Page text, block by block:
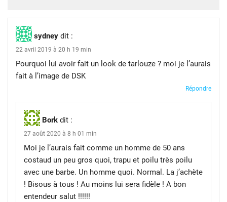
sydney dit :
22 avril 2019 à 20 h 19 min
Pourquoi lui avoir fait un look de tarlouze ? moi je l’aurais
fait à l’image de DSK
Répondre
Bork dit :
27 août 2020 à 8 h 01 min
Moi je l’aurais fait comme un homme de 50 ans
costaud un peu gros quoi, trapu et poilu très poilu
avec une barbe. Un homme quoi. Normal. La j’achète
! Bisous à tous ! Au moins lui sera fidèle ! A bon
entendeur salut !!!!!!